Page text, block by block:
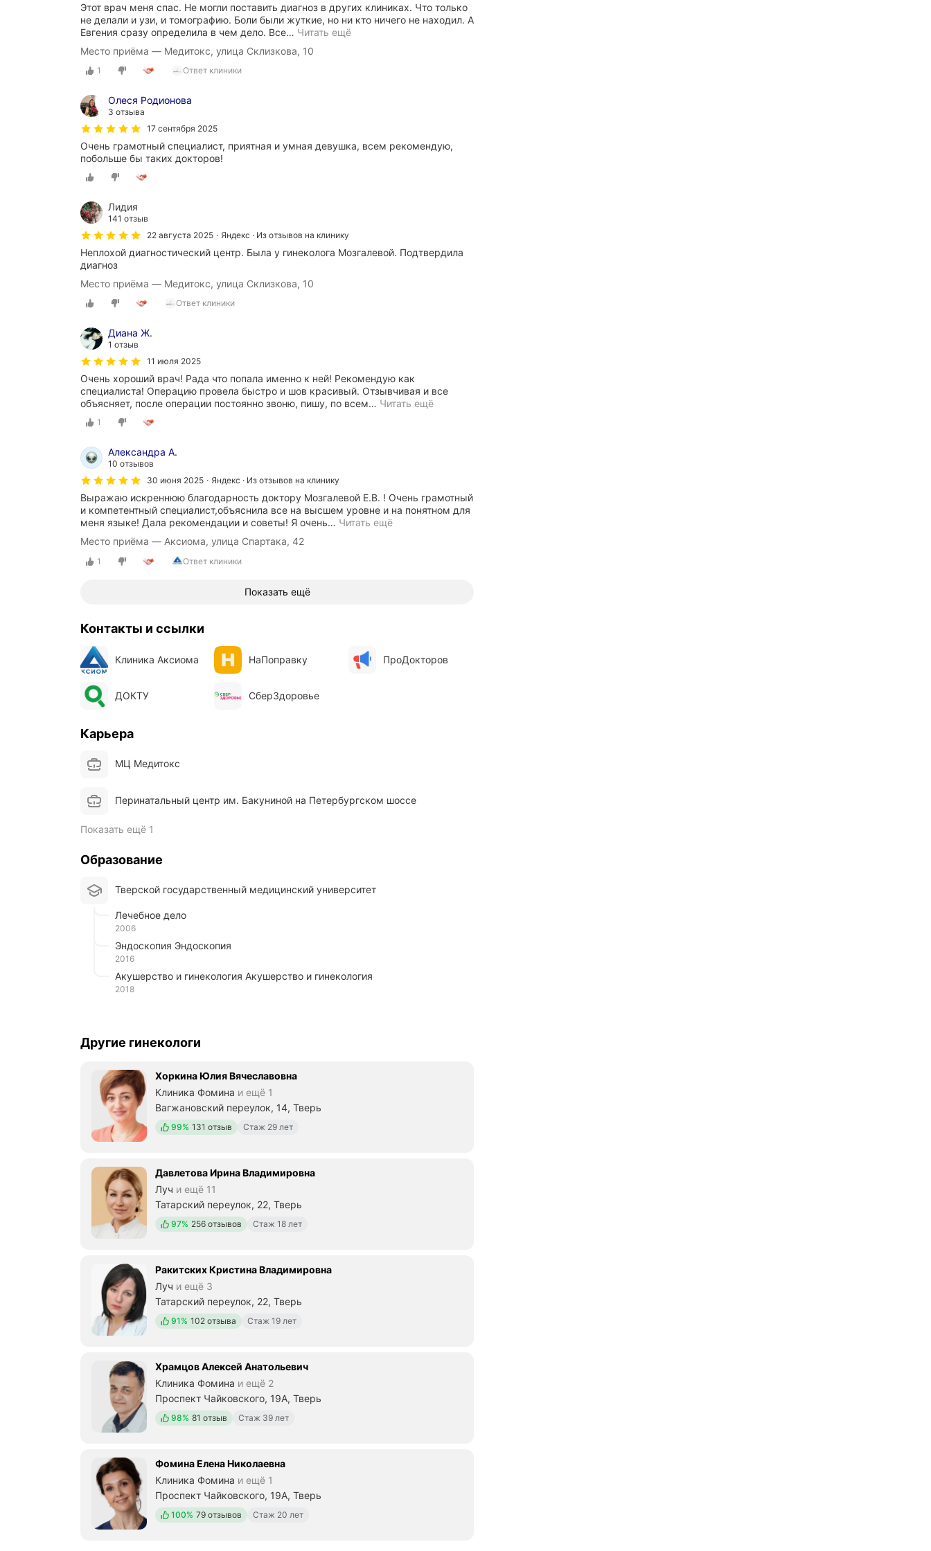
и
УЗИ
малого
Этот врач меня спас. Не могли поставить диагноз в других клиниках. Что только
не делали и узи, и томографию. Боли были жуткие, но ни кто ничего не находил. А
Евгения сразу определила в чем дело. Все… Читать ещё
Место приёма — Медитокс, улица Склизкова, 10
1 Ответ клиники
Олеся Родионова
3 отзыва
17 сентября 2025
Очень грамотный специалист, приятная и умная девушка, всем рекомендую,
побольше бы таких докторов!
Лидия
141 отзыв
22 августа 2025
Яндекс · Из отзывов на клинику
Неплохой диагностический центр. Была у гинеколога Мозгалевой. Подтвердила
диагноз
Место приёма — Медитокс, улица Склизкова, 10
Ответ клиники
Диана Ж.
1 отзыв
11 июля 2025
Очень хороший врач! Рада что попала именно к ней! Рекомендую как
специалиста! Операцию провела быстро и шов красивый. Отзывчивая и все
объясняет, после операции постоянно звоню, пишу, по всем… Читать ещё
1
Александра А.
10 отзывов
30 июня 2025
Яндекс · Из отзывов на клинику
Выражаю искреннюю благодарность доктору Мозгалевой Е.В. ! Очень грамотный
и компетентный специалист,объяснила все на высшем уровне и на понятном для
меня языке! Дала рекомендации и советы! Я очень… Читать ещё
Место приёма — Аксиома, улица Спартака, 42
1 Ответ клиники
Показать ещё
Контакты и ссылки
Клиника Аксиома НаПоправку ПроДокторов
ДОКТУ СберЗдоровье
Карьера
МЦ Медитокс
Перинатальный центр им. Бакуниной на Петербургском шоссе
Показать ещё 1
Образование
Тверской государственный медицинский университет
Лечебное дело
2006
Эндоскопия Эндоскопия
2016
Акушерство и гинекология Акушерство и гинекология
2018
Другие гинекологи
Хоркина Юлия Вячеславовна
Клиника Фомина и ещё 1
Вагжановский переулок, 14, Тверь
Положительных отзывов
99% 131 отзыв Стаж 29 лет
Давлетова Ирина Владимировна
Луч и ещё 11
Татарский переулок, 22, Тверь
Положительных отзывов
97% 256 отзывов Стаж 18 лет
Ракитских Кристина Владимировна
Луч и ещё 3
Татарский переулок, 22, Тверь
Положительных отзывов
91% 102 отзыва Стаж 19 лет
Храмцов Алексей Анатольевич
Клиника Фомина и ещё 2
Проспект Чайковского, 19А, Тверь
Положительных отзывов
98% 81 отзыв Стаж 39 лет
Фомина Елена Николаевна
Клиника Фомина и ещё 1
Проспект Чайковского, 19А, Тверь
Положительных отзывов
100% 79 отзывов Стаж 20 лет